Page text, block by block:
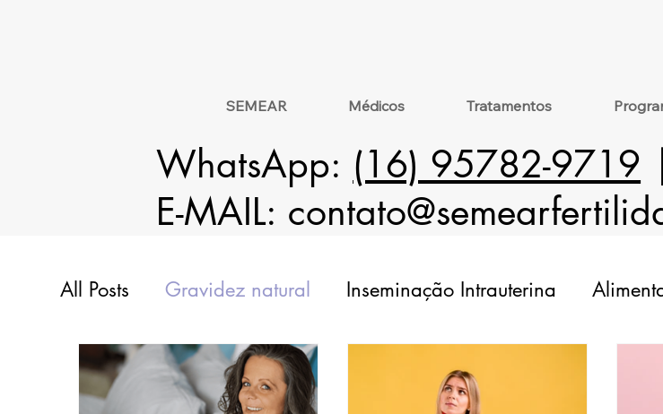
SEMEAR Médicos Tratamentos
WhatsApp: (16) 95782-9719
E-MAIL:
All Posts Gravidez natural Inseminação Intrauterina
Doação Análise Genética